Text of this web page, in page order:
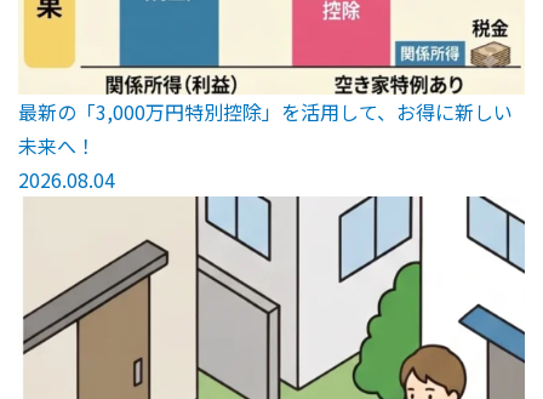
最新の「3,000万円特別控除」を活用して、お得に新しい
未来へ！
2026.08.04